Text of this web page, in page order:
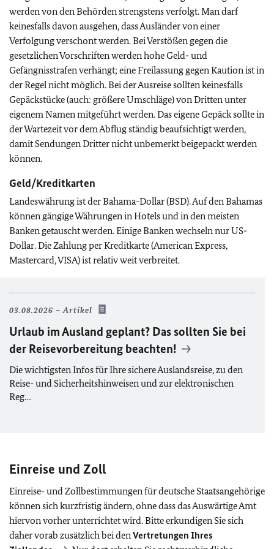
werden von den Behörden strengstens verfolgt. Man darf
keinesfalls davon ausgehen, dass Ausländer von einer
Verfolgung verschont werden. Bei Verstößen gegen die
gesetzlichen Vorschriften werden hohe Geld- und
Gefängnisstrafen verhängt; eine Freilassung gegen Kaution ist in
der Regel nicht möglich. Bei der Ausreise sollten keinesfalls
Gepäckstücke (auch: größere Umschläge) von Dritten unter
eigenem Namen mitgeführt werden. Das eigene Gepäck sollte in
der Wartezeit vor dem Abflug ständig beaufsichtigt werden,
damit Sendungen Dritter nicht unbemerkt beigepackt werden
können.
Geld/Kreditkarten
Landeswährung ist der Bahama-Dollar (BSD). Auf den Bahamas
können gängige Währungen in Hotels und in den meisten
Banken getauscht werden. Einige Banken wechseln nur US-
Dollar. Die Zahlung per Kreditkarte (American Express,
Mastercard, VISA) ist relativ weit verbreitet.
03.08.2026 Artikel
Urlaub im Ausland geplant? Das sollten Sie bei
der Reisevorbereitung beachten!
Die wichtigsten Infos für Ihre sichere Auslandsreise, zu den
Reise- und Sicherheitshinweisen und zur elektronischen
Reg…
Einreise und Zoll
Einreise- und Zollbestimmungen für deutsche Staatsangehörige
können sich kurzfristig ändern, ohne dass das Auswärtige Amt
hiervon vorher unterrichtet wird. Bitte erkundigen Sie sich
daher vorab zusätzlich bei denVertretungen Ihres